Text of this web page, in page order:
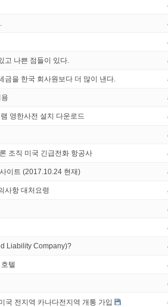
고 나쁜 점들이 있다.
금을 한국 회사원보다 더 많이 낸다.
영한사전 설치 다운로드
조직 미국 긴급전화 항공사
이트 (2017.10.24 현재)
사항 대처요령
Liability Company)?
텔
국 전지역 카나다전지역 개통 가입